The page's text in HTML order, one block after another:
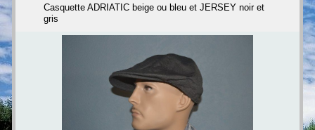
Casquette ADRIATIC beige ou bleu et JERSEY noir et
gris